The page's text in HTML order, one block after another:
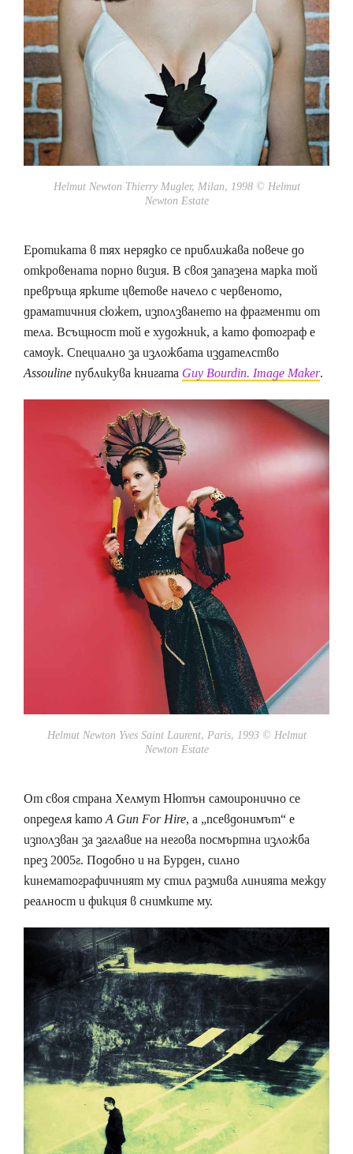
Helmut Newton Thierry Mugler, Milan, 1998 © Helmut
Newton Estate
Еротиката в тях нерядко се приближава повече до
откровената порно визия. В своя запазена марка той
превръща ярките цветове начело с червеното,
драматичния сюжет, използването на фрагменти от
тела. Всъщност той е художник, а като фотограф е
самоук. Специално за изложбата издателство
Assoulineпубликува книгатаGuy Bourdin. Image Maker.
Helmut Newton Yves Saint Laurent, Paris, 1993 © Helmut
Newton Estate
От своя страна Хелмут Нютън самоиронично се
определя катоA Gun For Hire, а „псевдонимът“ е
използван за заглавие на негова посмъртна изложба
през 2005г. Подобно и на Бурден, силно
кинематографичният му стил размива линията между
реалност и фикция в снимките му.